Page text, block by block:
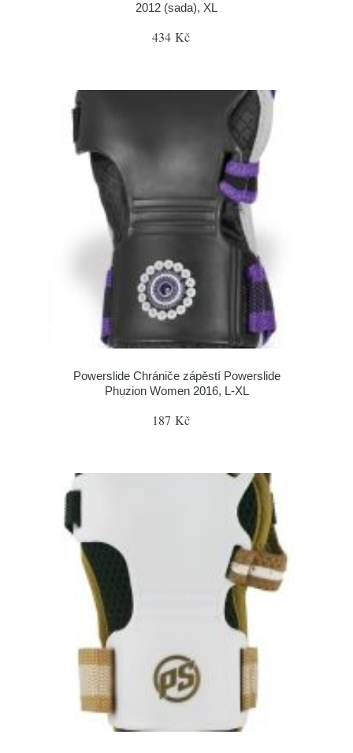
2012 (sada), XL
434 Kč
Powerslide Chrániče zápěstí Powerslide
Phuzion Women 2016, L-XL
187 Kč